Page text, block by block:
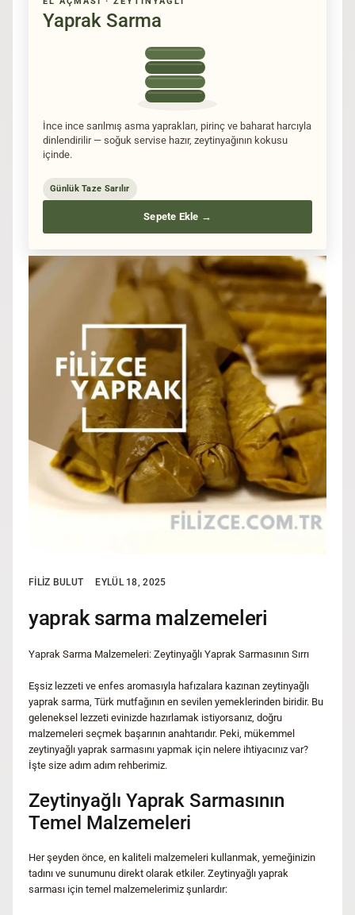
Yaprak Sarma
İnce ince sarılmış asma yaprakları, pirinç ve baharat harcıyla
dinlendirilir — soğuk servise hazır, zeytinyağının kokusu
içinde.
Günlük Taze Sarılır
Sepete Ekle →
FILIZ BULUT EYLÜL 18, 2025
yaprak sarma malzemeleri
Yaprak Sarma Malzemeleri: Zeytinyağlı Yaprak Sarmasının Sırrı
Eşsiz lezzeti ve enfes aromasıyla hafızalara kazınan zeytinyağlı
yaprak sarma, Türk mutfağının en sevilen yemeklerinden biridir. Bu
geleneksel lezzeti evinizde hazırlamak istiyorsanız, doğru
malzemeleri seçmek başarının anahtarıdır. Peki, mükemmel
zeytinyağlı yaprak sarmasını yapmak için nelere ihtiyacınız var?
İşte size adım adım rehberimiz.
Zeytinyağlı Yaprak Sarmasının
Temel Malzemeleri
Her şeyden önce, en kaliteli malzemeleri kullanmak, yemeğinizin
tadını ve sunumunu direkt olarak etkiler. Zeytinyağlı yaprak
sarması için temel malzemelerimiz şunlardır: